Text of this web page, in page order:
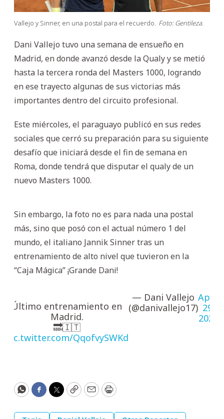
Vallejo y Sinner, en una postal para el recuerdo. Foto: Gentileza.
Dani Vallejo tuvo una semana de ensueño en
Madrid, en donde avanzó desde la Qualy y se metió
hasta la tercera ronda del Masters 1000, logrando
en ese trayecto algunas de sus victorias más
importantes dentro del circuito profesional.
Este miércoles, el paraguayo publicó en sus redes
sociales que cerró su preparación para su siguiente
desafío que iniciará desde el fin de semana en
Roma, donde tendrá que disputar el qualy de un
nuevo Masters 1000.
Sin embargo, la foto no es para nada una postal
más, sino que posó con el actual número 1 del
mundo, el italiano Jannik Sinner tras un
entrenamiento de alto nivel que tuvieron en la
“Caja Mágica” ¡Grande Dani!
Último entrenamiento en
Madrid.
🔜🇮🇹
pic.twitter.com/QqofvySWKd
— Dani Vallejo
(@danivallejo17)
April
29,
2026
WhatsApp
Facebook
Twitter
CopyEmailPrint